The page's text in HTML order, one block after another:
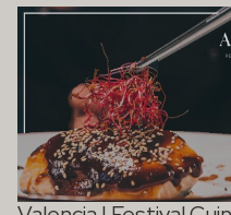
Un Día del Padre
saborear
Este Día del Padre, en